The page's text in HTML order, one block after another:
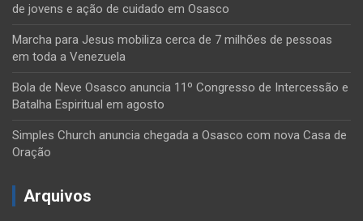
de jovens e ação de cuidado em Osasco
Marcha para Jesus mobiliza cerca de 7 milhões de pessoas
em toda a Venezuela
Bola de Neve Osasco anuncia 11º Congresso de Intercessão e
Batalha Espiritual em agosto
Simples Church anuncia chegada a Osasco com nova Casa de
Oração
Arquivos